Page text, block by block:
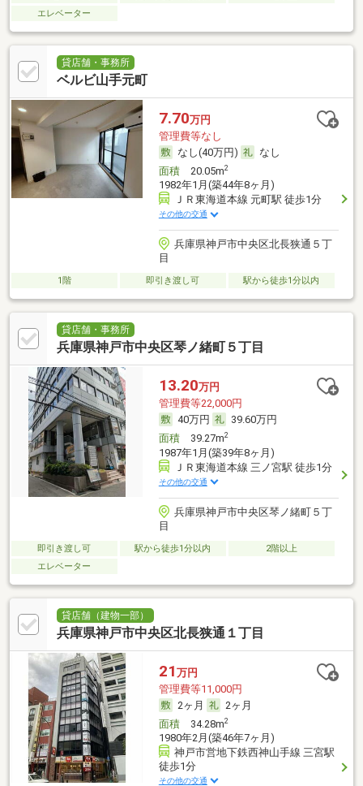
エレベーター
貸店舗・事務所
ベルビ山手元町
7.70万円
管理費等なし
なし(40万円)
なし
面積20.05m2
1982年1月(築44年8ヶ月)
ＪＲ東海道本線 元町駅 徒歩1分
その他の交通
兵庫県神戸市中央区北長狭通５丁
目
1階 即引き渡し可 駅から徒歩1分以内
貸店舗・事務所
兵庫県神戸市中央区琴ノ緒町５丁目
13.20万円
管理費等22,000円
40万円
39.60万円
面積39.27m2
1987年1月(築39年8ヶ月)
ＪＲ東海道本線 三ノ宮駅 徒歩1分
その他の交通
兵庫県神戸市中央区琴ノ緒町５丁
目
即引き渡し可 駅から徒歩1分以内
2階以上
エレベーター
貸店舗（建物一部）
兵庫県神戸市中央区北長狭通１丁目
21 万円
管理費等11,000円
2ヶ月
2ヶ月
面積34.28m2
1980年2月(築46年7ヶ月)
神戸市営地下鉄西神山手線 三宮駅
徒歩1分
その他の交通